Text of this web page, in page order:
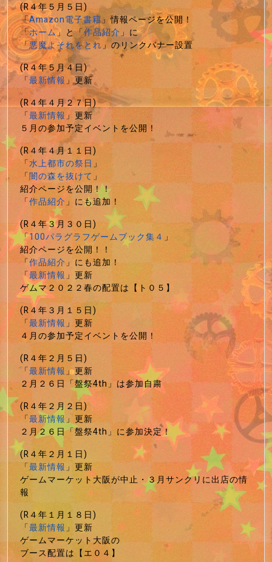
(R４年５月５日)
「Amazon電子書籍」情報ページを公開！
「ホーム」と「作品紹介」に
「悪魔よそれをとれ」のリンクバナー設置
(R４年５月４日)
「最新情報」更新
(R４年４月２７日)
「最新情報」更新
５月の参加予定イベントを公開！
(R４年４月１１日)
「水上都市の祭日」
「闇の森を抜けて」
紹介ページを公開！！
「作品紹介」にも追加！
(R４年３月３０日)
「100パラグラフゲームブック集４ 」
紹介ページを公開！！
「作品紹介」にも追加！
「最新情報」更新
ゲムマ２０２２春の配置は【ト０５】
(R４年３月１５日)
「最新情報」更新
４月の参加予定イベントを公開！
(R４年２月５日)
「最新情報」更新
２月２６日「盤祭4th」は参加自粛
(R４年２月２日)
「最新情報」更新
２月２６日「盤祭4th」に参加決定！
(R４年２月１日)
「最新情報」更新
ゲームマーケット大阪が中止・３月サンクリに出店の情
報
(R４年１月１８日)
「最新情報」更新
ゲームマーケット大阪の
ブース配置は【エ０４】